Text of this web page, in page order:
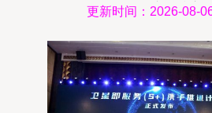
推广科技应
更新时间：2026-08-